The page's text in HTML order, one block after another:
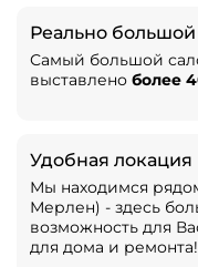
Реально
Самый большой
выставлено более
Удобная локация
Мы находимся
Мерлен) - здесь
возможность для
для дома и ремонта!